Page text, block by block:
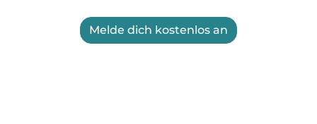
Melde dich kostenlos an